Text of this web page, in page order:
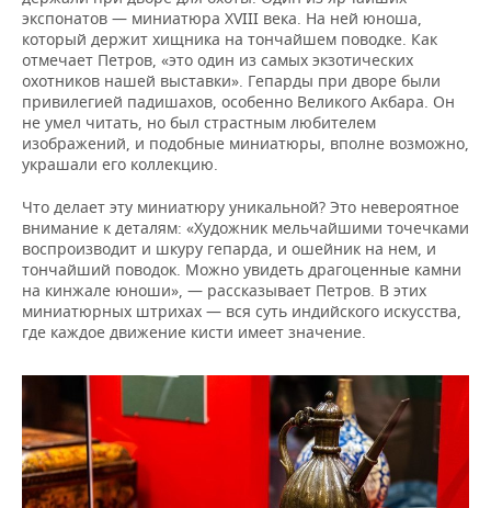
экспонатов — миниатюра XVIII века. На ней юноша,
который держит хищника на тончайшем поводке. Как
отмечает Петров, «это один из самых экзотических
охотников нашей выставки». Гепарды при дворе были
привилегией падишахов, особенно Великого Акбара. Он
не умел читать, но был страстным любителем
изображений, и подобные миниатюры, вполне возможно,
украшали его коллекцию.
Что делает эту миниатюру уникальной? Это невероятное
внимание к деталям: «Художник мельчайшими точечками
воспроизводит и шкуру гепарда, и ошейник на нем, и
тончайший поводок. Можно увидеть драгоценные камни
на кинжале юноши», — рассказывает Петров. В этих
миниатюрных штрихах — вся суть индийского искусства,
где каждое движение кисти имеет значение.